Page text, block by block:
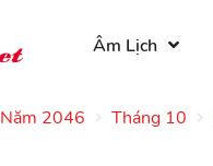
Âm Lịch
Năm 2046 Tháng 10